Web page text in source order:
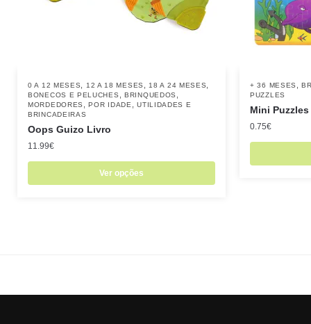
0 A 12 MESES 12 A 18 MESES 18 A 24 MESES
BONECOS E PELUCHES ,BRINQUEDOS
MORDEDORES ,POR IDADE ,UTILIDADES E
BRINCADEIRAS
Oops Guizo Livro
11.99€
Ver opções
+ 36 MESES ,
PUZZLES
Mini
0.75€